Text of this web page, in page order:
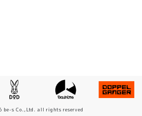
be-s Co.,Ltd. all rights reserved